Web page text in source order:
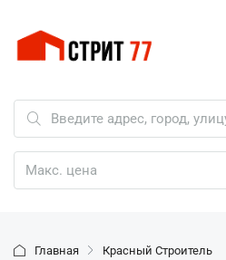
Главная Красный Строитель